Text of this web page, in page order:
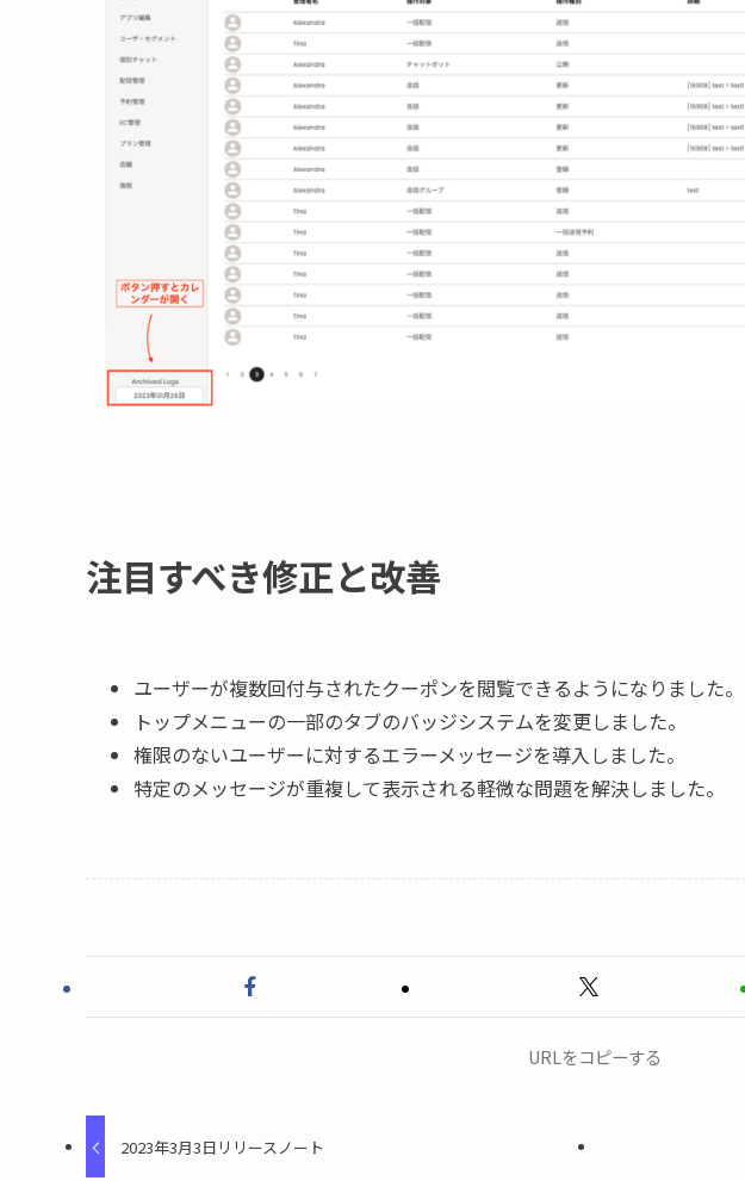
注目すべき修正と改善
ユーザーが複数回付与されたクーポンを閲覧できるようになりました。
トップメニューの一部のタブのバッジシステムを変更しました。
権限のないユーザーに対するエラーメッセージを導入しました。
特定のメッセージが重複して表示される軽微な問題を解決しました。
URLをコピーする
2023年3月3日リリースノート